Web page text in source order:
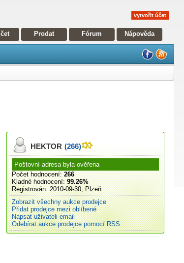
vytvořit účet
Prodat Fórum Nápověda
HEKTOR (266)
Poštovní adresa byla ověřena
Počet hodnocení: 266
Kladné hodnocení: 99.26%
Registrován: 2010-09-30, Plzeň
Zobrazit všechny aukce prodejce
Přidat prodejce mezi oblíbené
Napsat uživateli email
Odebírat aukce prodejce pomocí RSS